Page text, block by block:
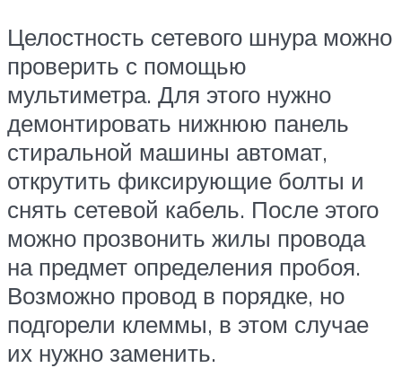
Целостность сетевого шнура можно
проверить с помощью
мультиметра. Для этого нужно
демонтировать нижнюю панель
стиральной машины автомат,
открутить фиксирующие болты и
снять сетевой кабель. После этого
можно прозвонить жилы провода
на предмет определения пробоя.
Возможно провод в порядке, но
подгорели клеммы, в этом случае
их нужно заменить.